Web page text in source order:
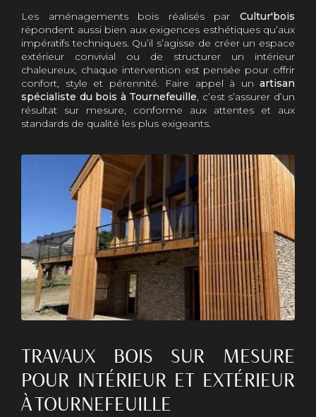
Les aménagements bois réalisés par Cultur'bois
répondent aussi bien aux exigences esthétiques qu’aux
impératifs techniques. Qu’il s’agisse de créer un espace
extérieur convivial ou de structurer un intérieur
chaleureux, chaque intervention est pensée pour offrir
confort, style et pérennité. Faire appel à un artisan
spécialiste du bois à Tournefeuille, c’est s’assurer d’un
résultat sur mesure, conforme aux attentes et aux
standards de qualité les plus exigeants.
TRAVAUX BOIS SUR MESURE
POUR INTÉRIEUR ET EXTÉRIEUR
À TOURNEFEUILLE